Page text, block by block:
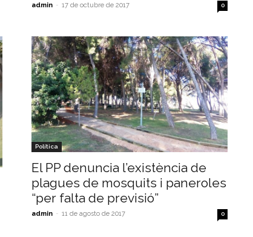
admin - 17 de octubre de 2017 0
Política
El PP denuncia l’existència de
plagues de mosquits i paneroles
“per falta de previsió”
admin - 11 de agosto de 2017 0